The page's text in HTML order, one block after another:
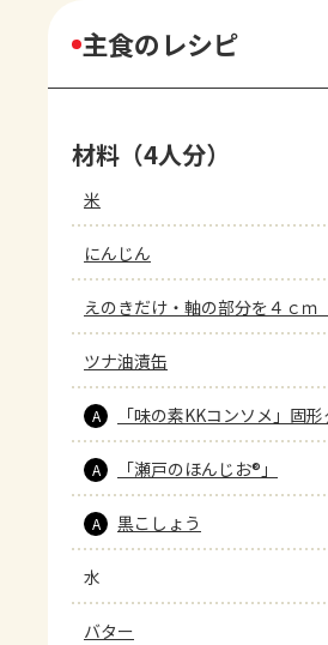
主食のレシピ
材料（4人分）
米
にんじん
えのきだけ・軸の部分を４ｃｍ
ツナ油漬缶
A 「味の素KKコンソメ」固
A 「瀬戸のほんじお®」
A 黒こしょう
水
バター